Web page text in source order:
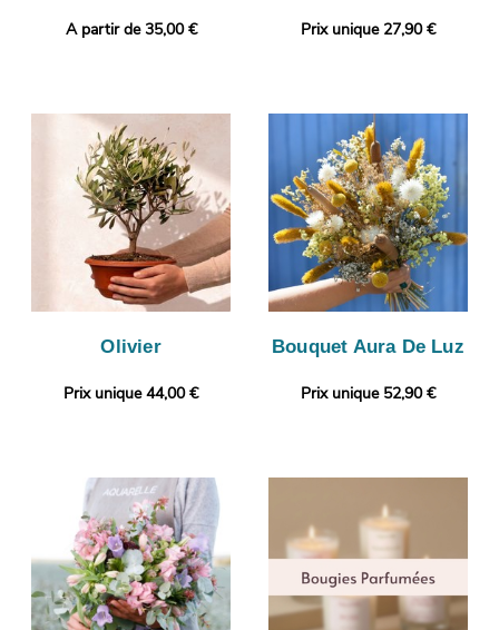
A partir de 35,00 € Prix unique 27,90 €
Olivier
Prix unique 44,00 €
Bouquet Aura De Luz
Prix unique 52,90 €